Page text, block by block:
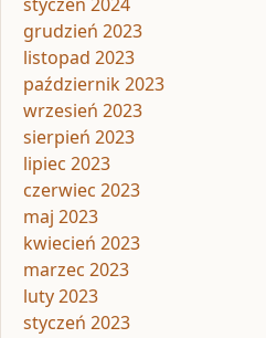
grudzień 2023
listopad 2023
październik 2023
wrzesień 2023
sierpień 2023
lipiec 2023
czerwiec 2023
maj 2023
kwiecień 2023
marzec 2023
luty 2023
styczeń 2023